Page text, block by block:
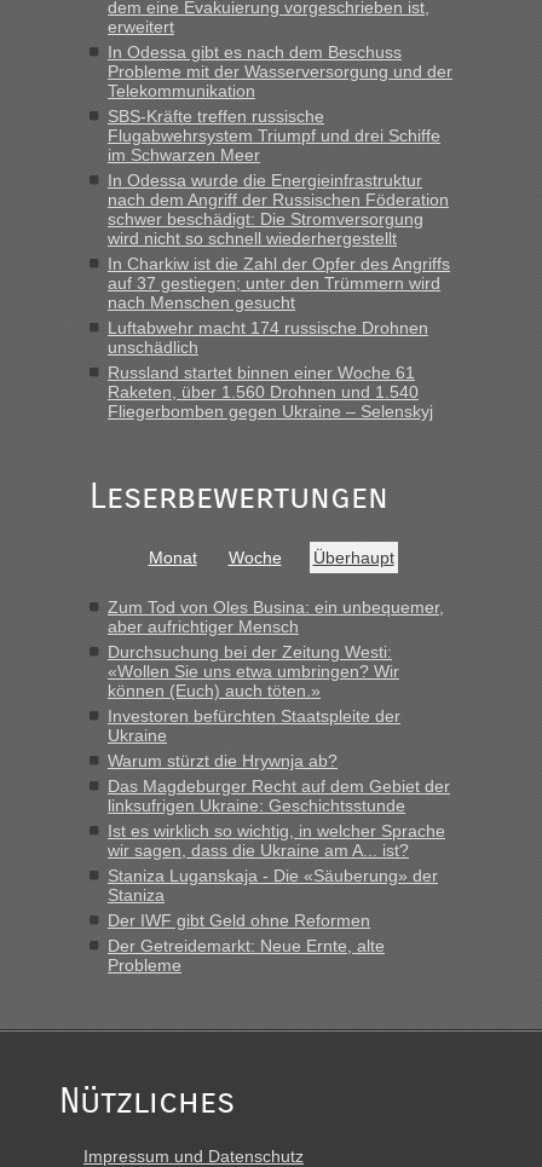
gebrauchter Kleidung beim Zoll
„Hallo Leute, ich weiß nicht, ob ich hier richtig bin mit meiner
Anfrage. Ich möchte 4 Umzugskartons mit gebrauchter
Straßen Kleidung bei der Einreise in die Ukraine
mitnehmen. Es ist gebrauchte Kleidung...“
Berichte und Reisetipps • Re: An welchem
Grenzübergang zwischen Polen und der Ukraine geht es am
schnellsten?
„Wir sind mit unserem Wohnmobil, wie geplant am Montag
15.6. in Krakovets rüber. Sehr zeitig los gegen 5 Uhr in der
Früh. Mit sehr sehr wenig Verkehr, super bis zur Grenze. Nur
8 PKW vor der Schranke....“
inBerichte und Reisetipps • Re: An welchem
Grenzübergang zwischen Polen und der Ukraine geht es am
schnellsten?
schnell da auch Passagiere mit EU-Pass dabei waren“
Berichte und Reisetipps • Re: An welchem
Grenzübergang zwischen Polen und der Ukraine geht es am
„Bin am Montag 15.6.26 um 8 Uhr in Urgyniw ausgereist,
das erste Mal an einem Montagmorgen ca. 15 Fahrzeuge
vor mir, bin sonst der Erste oder Zweite, egal, nach ca 20
Minuten wurde dann die nächste Welle...“
Berichte und Reisetipps • Re: An welchem
Grenzübergang zwischen Polen und der Ukraine geht es am
schnellsten?
„Derzeit, ist es überall sehr voll an den Grenzen Ukraine/
Polen. Zb. Krakovets 100 PKW ca. 10 h Wartezeit. Wollen
Montag rüber, versuchen es sehr früh.“
dem eine Evakuierung vorgeschrieben ist,
erweitert
In Odessa gibt es nach dem Beschuss
Probleme mit der Wasserversorgung und der
Telekommunikation
SBS-Kräfte treffen russische
Flugabwehrsystem Triumpf und drei Schiffe
im Schwarzen Meer
In Odessa wurde die Energieinfrastruktur
nach dem Angriff der Russischen Föderation
schwer beschädigt: Die Stromversorgung
wird nicht so schnell wiederhergestellt
In Charkiw ist die Zahl der Opfer des Angriffs
auf 37 gestiegen; unter den Trümmern wird
nach Menschen gesucht
Luftabwehr macht 174 russische Drohnen
unschädlich
Russland startet binnen einer Woche 61
Raketen, über 1.560 Drohnen und 1.540
Fliegerbomben gegen Ukraine – Selenskyj
Leserbewertungen
Monat Woche Überhaupt
Zum Tod von Oles Busina: ein unbequemer,
aber aufrichtiger Mensch
Durchsuchung bei der Zeitung Westi:
«Wollen Sie uns etwa umbringen? Wir
können (Euch) auch töten.»
Investoren befürchten Staatspleite der
Ukraine
Warum stürzt die Hrywnja ab?
Das Magdeburger Recht auf dem Gebiet der
linksufrigen Ukraine: Geschichtsstunde
Ist es wirklich so wichtig, in welcher Sprache
wir sagen, dass die Ukraine am A... ist?
Staniza Luganskaja - Die «Säuberung» der
Staniza
Der IWF gibt Geld ohne Reformen
Der Getreidemarkt: Neue Ernte, alte
Probleme
Nützliches
Impressum und Datenschutz